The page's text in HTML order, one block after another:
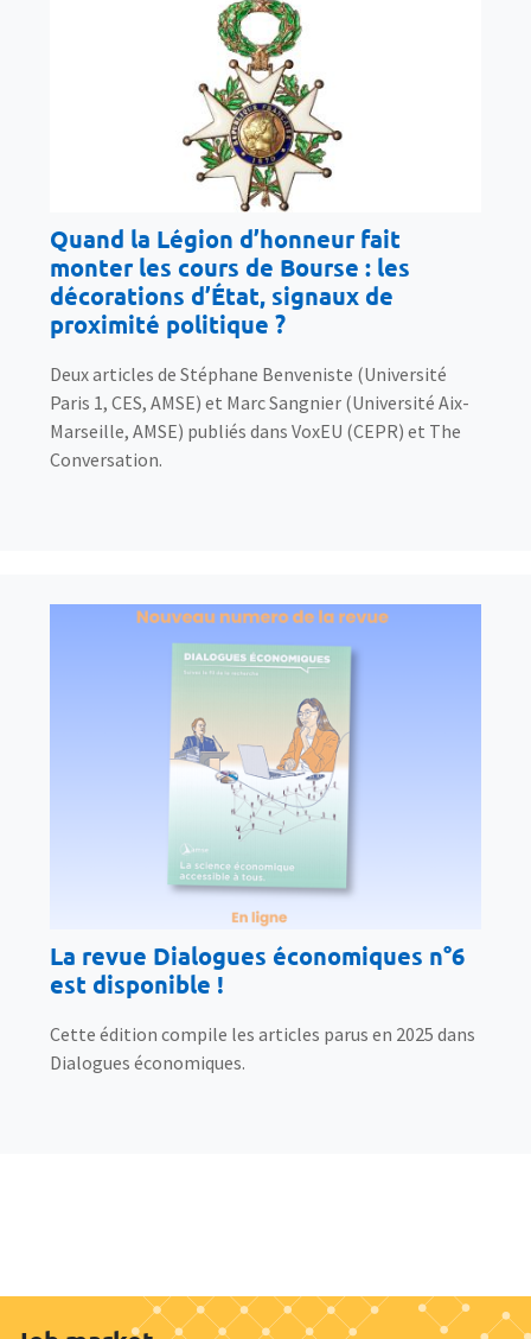
Quand la Légion d’honneur fait
monter les cours de Bourse : les
décorations d’État, signaux de
proximité politique ?
Deux articles de Stéphane Benveniste (Université
Paris 1, CES, AMSE) et Marc Sangnier (Université Aix-
Marseille, AMSE) publiés dans VoxEU (CEPR) et The
Conversation.
La revue Dialogues économiques n°6
est disponible !
Cette édition compile les articles parus en 2025 dans
Dialogues économiques.